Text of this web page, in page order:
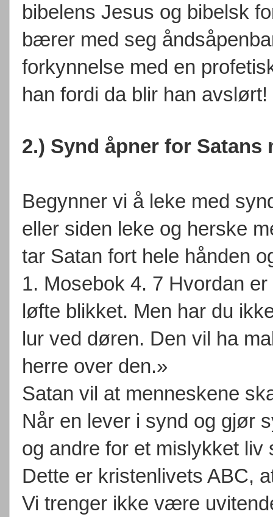
bibelens Jesus og bibelsk
bærer med seg
forkynnelse med en
han fordi da blir han avslørt!
2.) Synd åpner for
Begynner vi å leke med
eller siden leke og herske
tar Satan fort hele hånden
1. Mosebok 4. 7 Hvordan
løfte blikket. Men har du
lur ved døren. Den vil ha
herre over den.»
Satan vil at menneskene
Når en lever i synd og gjør
og andre for et mislykket
Dette er kristenlivets ABC,
Vi trenger ikke være